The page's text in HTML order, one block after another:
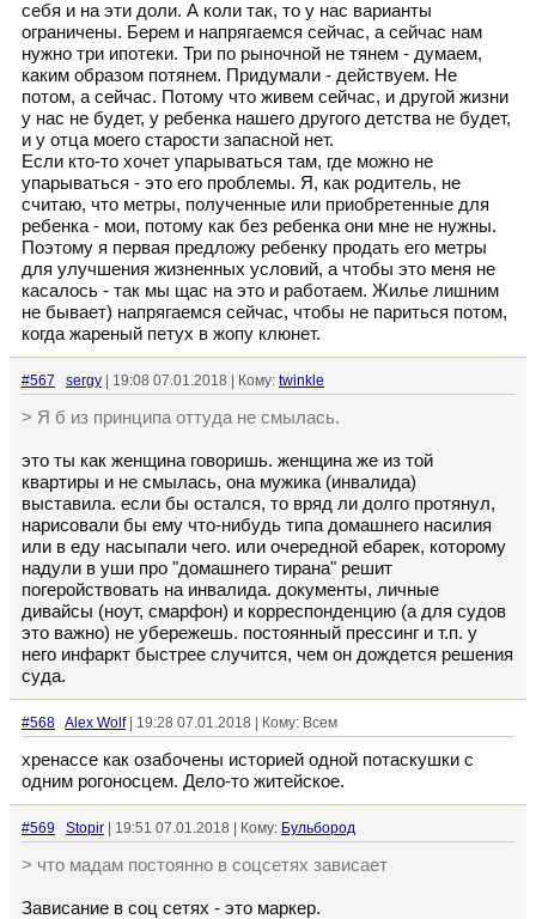
себя и на эти доли. А коли так, то у нас варианты
ограничены. Берем и напрягаемся сейчас, а сейчас нам
нужно три ипотеки. Три по рыночной не тянем - думаем,
каким образом потянем. Придумали - действуем. Не
потом, а сейчас. Потому что живем сейчас, и другой жизни
у нас не будет, у ребенка нашего другого детства не будет,
и у отца моего старости запасной нет.
Если кто-то хочет упарываться там, где можно не
упарываться - это его проблемы. Я, как родитель, не
считаю, что метры, полученные или приобретенные для
ребенка - мои, потому как без ребенка они мне не нужны.
Поэтому я первая предложу ребенку продать его метры
для улучшения жизненных условий, а чтобы это меня не
касалось - так мы щас на это и работаем. Жилье лишним
не бывает) напрягаемся сейчас, чтобы не париться потом,
когда жареный петух в жопу клюнет.
#567 sergy | 19:08 07.01.2018 | Кому: twinkle
> Я б из принципа оттуда не смылась.
это ты как женщина говоришь. женщина же из той
квартиры и не смылась, она мужика (инвалида)
выставила. если бы остался, то вряд ли долго протянул,
нарисовали бы ему что-нибудь типа домашнего насилия
или в еду насыпали чего. или очередной ебарек, которому
надули в уши про "домашнего тирана" решит
погеройствовать на инвалида. документы, личные
дивайсы (ноут, смарфон) и корреспонденцию (а для судов
это важно) не убережешь. постоянный прессинг и т.п. у
него инфаркт быстрее случится, чем он дождется решения
суда.
#568 Alex Wolf| 19:28 07.01.2018 | Кому: Всем
хренассе как озабочены историей одной потаскушки с
одним рогоносцем. Дело-то житейское.
#569 Stopir | 19:51 07.01.2018 | Кому: Бульбород
> что мадам постоянно в соцсетях зависает
Зависание в соц сетях - это маркер.